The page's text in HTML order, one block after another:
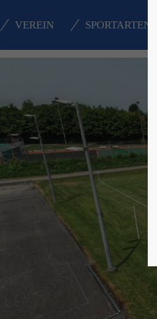
Lorem
We
Mon -
VEREIN SPORTARTEN